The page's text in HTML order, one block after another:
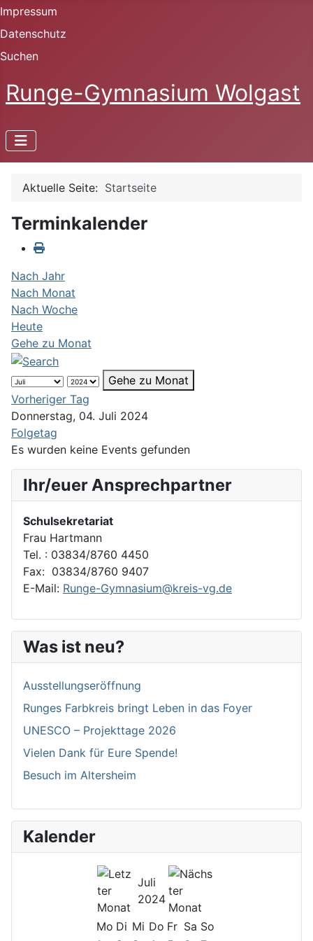
Impressum
Datenschutz
Suchen
Runge-Gymnasium Wolgast
Aktuelle Seite: Startseite
Terminkalender
Nach Jahr
Nach Monat
Nach Woche
Heute
Gehe zu Monat
Gehe zu Monat
Vorheriger Tag
Donnerstag, 04. Juli 2024
Folgetag
Es wurden keine Events gefunden
Ihr/euer Ansprechpartner
Schulsekretariat
Frau Hartmann
Tel. : 03834/8760 4450
Fax: 03834/8760 9407
E-Mail: Runge-Gymnasium@kreis-vg.de
Was ist neu?
Ausstellungseröffnung
Runges Farbkreis bringt Leben in das Foyer
UNESCO – Projekttage 2026
Vielen Dank für Eure Spende!
Besuch im Altersheim
Kalender
Juli
2024
Mo Di Mi Do Fr Sa So